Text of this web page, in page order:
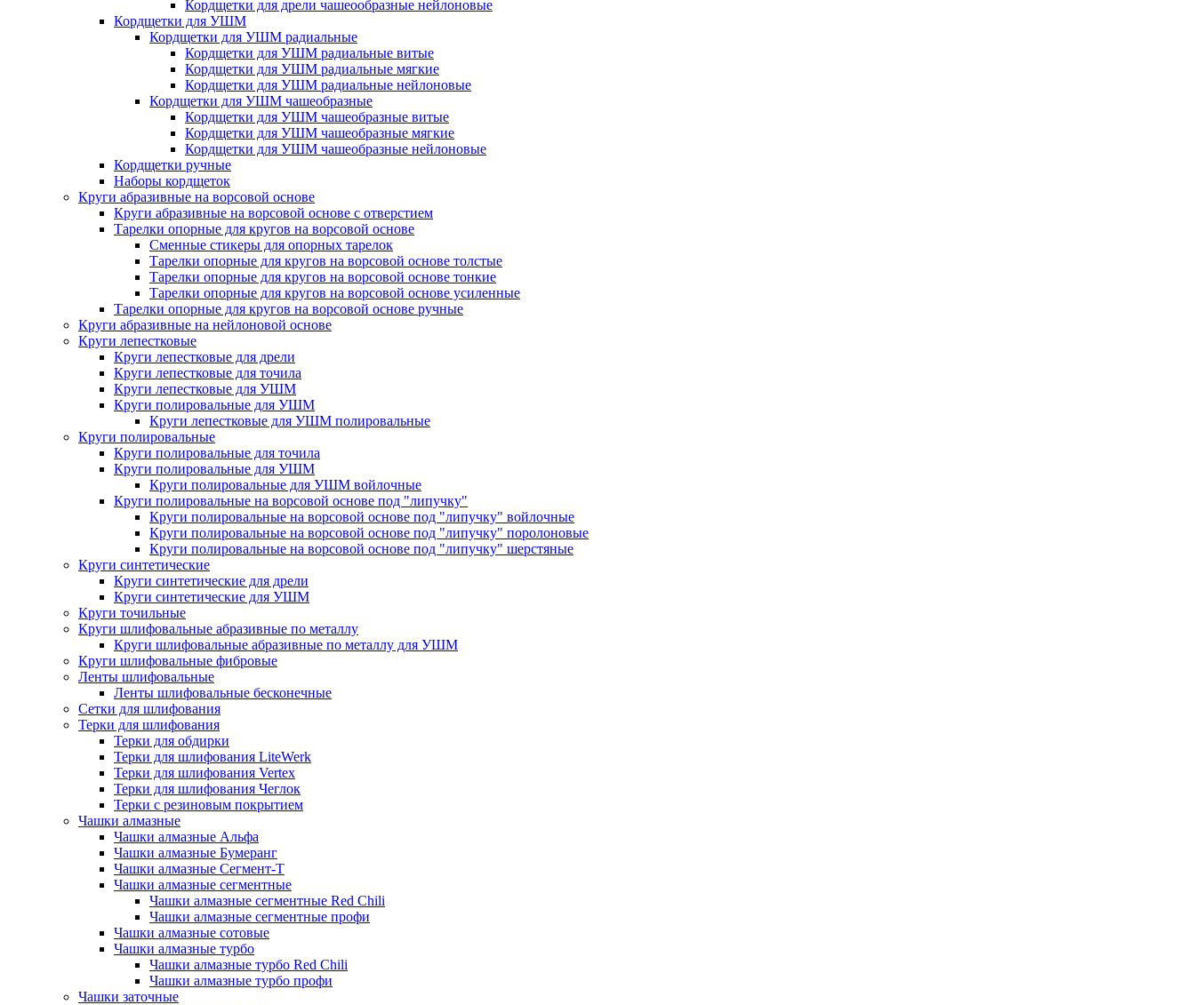
Кордщетки для дрели чашеообразные нейлоновые
Кордщетки для УШМ
Кордщетки для УШМ радиальные
Кордщетки для УШМ радиальные витые
Кордщетки для УШМ радиальные мягкие
Кордщетки для УШМ радиальные нейлоновые
Кордщетки для УШМ чашеобразные
Кордщетки для УШМ чашеобразные витые
Кордщетки для УШМ чашеобразные мягкие
Кордщетки для УШМ чашеобразные нейлоновые
Кордщетки ручные
Наборы кордщеток
Круги абразивные на ворсовой основе
Круги абразивные на ворсовой основе с отверстием
Тарелки опорные для кругов на ворсовой основе
Сменные стикеры для опорных тарелок
Тарелки опорные для кругов на ворсовой основе толстые
Тарелки опорные для кругов на ворсовой основе тонкие
Тарелки опорные для кругов на ворсовой основе усиленные
Тарелки опорные для кругов на ворсовой основе ручные
Круги абразивные на нейлоновой основе
Круги лепестковые
Круги лепестковые для дрели
Круги лепестковые для точила
Круги лепестковые для УШМ
Круги полировальные для УШМ
Круги лепестковые для УШМ полировальные
Круги полировальные
Круги полировальные для точила
Круги полировальные для УШМ
Круги полировальные для УШМ войлочные
Круги полировальные на ворсовой основе под "липучку"
Круги полировальные на ворсовой основе под "липучку" войлочные
Круги полировальные на ворсовой основе под "липучку" поролоновые
Круги полировальные на ворсовой основе под "липучку" шерстяные
Круги синтетические
Круги синтетические для дрели
Круги синтетические для УШМ
Круги точильные
Круги шлифовальные абразивные по металлу
Круги шлифовальные абразивные по металлу для УШМ
Круги шлифовальные фибровые
Ленты шлифовальные
Ленты шлифовальные бесконечные
Сетки для шлифования
Терки для шлифования
Терки для обдирки
Терки для шлифования LiteWerk
Терки для шлифования Vertex
Терки для шлифования Чеглок
Терки с резиновым покрытием
Чашки алмазные
Чашки алмазные Альфа
Чашки алмазные Бумеранг
Чашки алмазные Сегмент-Т
Чашки алмазные сегментные
Чашки алмазные сегментные Red Chili
Чашки алмазные сегментные профи
Чашки алмазные сотовые
Чашки алмазные турбо
Чашки алмазные турбо Red Chili
Чашки алмазные турбо профи
Чашки заточные